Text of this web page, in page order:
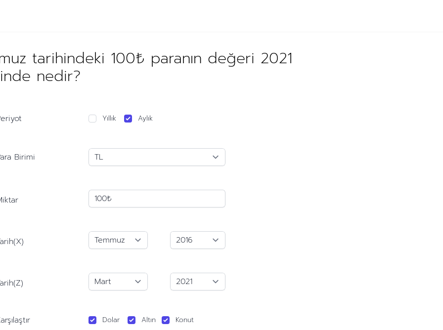
tarihindeki 100₺ paranın değeri 2021
nedir?
Yıllık Aylık
Birimi
Dolar Altın
Konut